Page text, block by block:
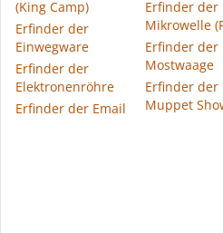
(King Camp)
Erfinder der
Einwegware
Erfinder der
Elektronenröhre
Erfinder der Email
Erfinder der
Mikrowelle
Erfinder der
Mostwaage
Erfinder der
Muppet